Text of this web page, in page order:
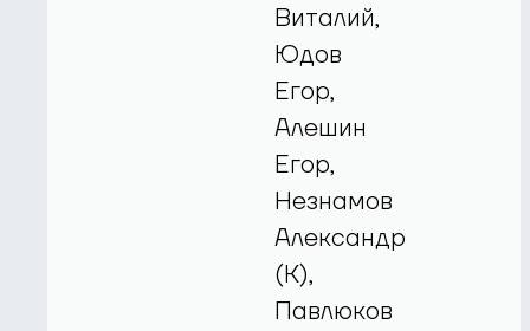
Виталий,
Юдов
Егор,
Алешин
Егор,
Незнамов
Александр
(К),
Павлюков